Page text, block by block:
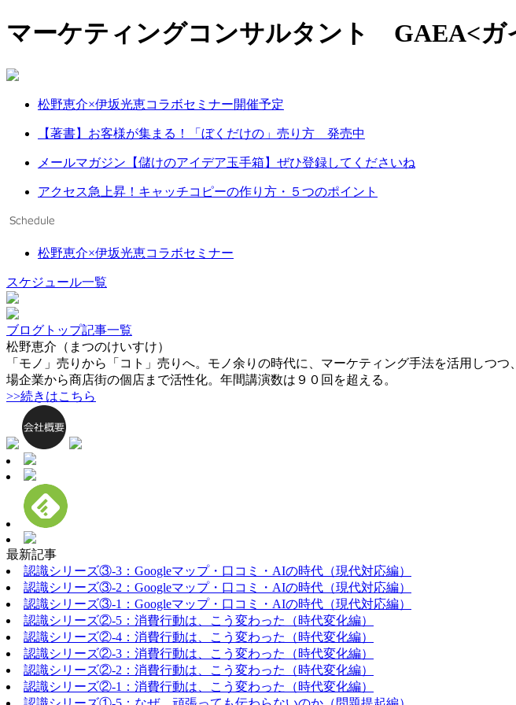
マーケティングコンサルタント GAEA<ガ
松野恵介×伊坂光恵コラボセミナー開催予定
【著書】お客様が集まる！「ぼくだけの」売り方 発売中
メールマガジン【儲けのアイデア玉手箱】ぜひ登録してくださいね
アクセス急上昇！キャッチコピーの作り方・５つのポイント
松野恵介×伊坂光恵コラボセミナー
スケジュール一覧
ブログトップ記事一覧
松野恵介（まつのけいすけ）
「モノ」売りから「コト」売りへ。モノ余りの時代に、マーケティング手法を活用しつ
場企業から商店街の個店まで活性化。年間講演数は９０回を超える。
>>続きはこちら
最新記事
認識シリーズ③-3：Googleマップ・口コミ・AIの時代（現代対応編）
認識シリーズ③-2：Googleマップ・口コミ・AIの時代（現代対応編）
認識シリーズ③-1：Googleマップ・口コミ・AIの時代（現代対応編）
認識シリーズ②-5：消費行動は、こう変わった（時代変化編）
認識シリーズ②-4：消費行動は、こう変わった（時代変化編）
認識シリーズ②-3：消費行動は、こう変わった（時代変化編）
認識シリーズ②-2：消費行動は、こう変わった（時代変化編）
認識シリーズ②-1：消費行動は、こう変わった（時代変化編）